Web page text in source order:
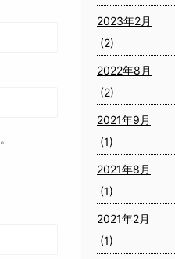
2023年2月
(2)
2022年8月
(2)
2021年9月
(1)
2021年8月
(1)
2021年2月
(1)